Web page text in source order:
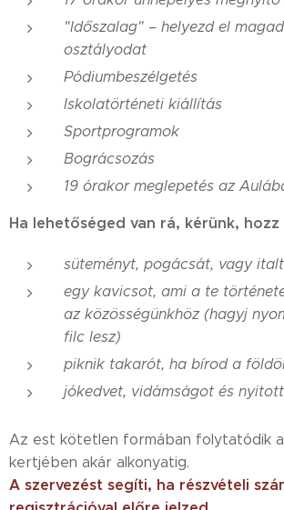
"Időszalag" – helyezd el
osztályodat
Pódiumbeszélgetés
Iskolatörténeti kiállítás
Sportprogramok
Bográcsozás
19 órakor meglepetés az
Ha lehetőséged van rá, kérünk, hozz
süteményt, pogácsát, vagy italt
egy kavicsot, ami a te
az közösségünkhöz (hagyj
filc lesz)
piknik takarót, ha bírod a
jókedvet, vidámságot és
Az est kötetlen formában folytatódik
kertjében akár alkonyatig.
A szervezést segíti, ha részvételi